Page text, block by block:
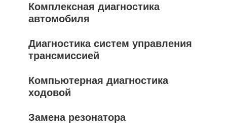
Комплексная диагностика
автомобиля
Диагностика систем управления
трансмиссией
Компьютерная диагностика
ходовой
Замена резонатора